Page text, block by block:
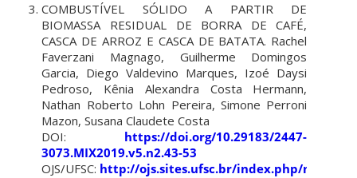
COMBUSTÍVEL SÓLIDO A PARTIR DE
BIOMASSA RESIDUAL DE BORRA DE CAFÉ,
CASCA DE ARROZ E CASCA DE BATATA. Rachel
Faverzani Magnago, Guilherme Domingos
Garcia, Diego Valdevino Marques, Izoé Daysi
Pedroso, Kênia Alexandra Costa Hermann,
Nathan Roberto Lohn Pereira, Simone Perroni
Mazon, Susana Claudete Costa
DOI: https://doi.org/10.29183/2447-
3073.MIX2019.v5.n2.43-53
OJS/UFSC: http://ojs.sites.ufsc.br/index.php/